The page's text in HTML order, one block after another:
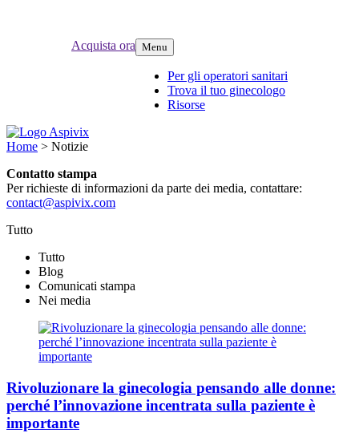
Acquista ora Menu
Per gli operatori sanitari
Trova il tuo ginecologo
Risorse
Home > Notizie
Contatto stampa
Per richieste di informazioni da parte dei media, contattare:
contact@aspivix.com
Tutto
Tutto
Blog
Comunicati stampa
Nei media
Rivoluzionare la ginecologia pensando alle donne:
perché l’innovazione incentrata sulla paziente è
importante